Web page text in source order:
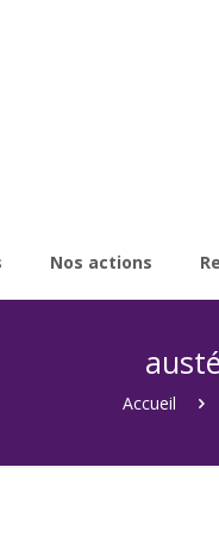
Nos actions
Accueil